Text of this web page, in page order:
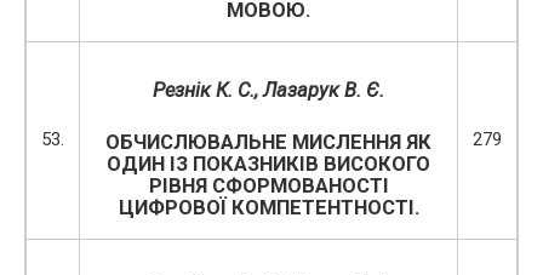
МОВОЮ.
53.
Резнік К. С., Лазарук В. Є.
ОБЧИСЛЮВАЛЬНЕ МИСЛЕННЯ ЯК
ОДИН ІЗ ПОКАЗНИКІВ ВИСОКОГО
РІВНЯ СФОРМОВАНОСТІ
ЦИФРОВОЇ КОМПЕТЕНТНОСТІ.
279